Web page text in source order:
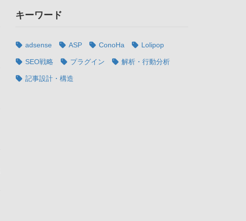
キーワード
adsense ASP ConoHa Lolipop
SEO戦略 プラグイン 解析・行動分析
記事設計・構造